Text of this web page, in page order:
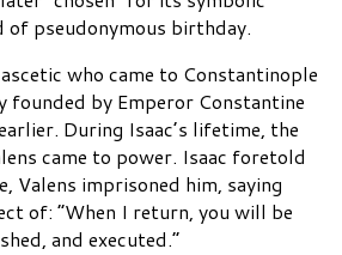
of pseudonymous birthday.
who came to Constantinople
founded by Emperor Constantine
During Isaac’s lifetime, the
came to power. Isaac foretold
Valens imprisoned him, saying
of: “When I return, you will be
and executed.”